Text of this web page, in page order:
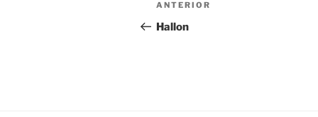
de
Entrada
anterior:
ANTERIOR
Hallon